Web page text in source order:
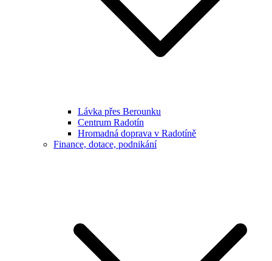
Lávka přes Berounku
Centrum Radotín
Hromadná doprava v Radotíně
Finance, dotace, podnikání